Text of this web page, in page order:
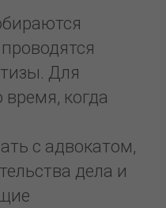
Для
время, когда
с адвокатом,
дела и